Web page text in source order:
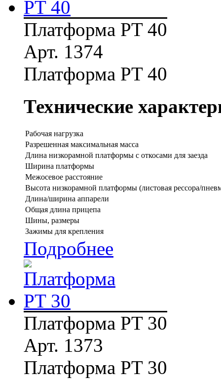
Платформа PT 40
Арт. 1374
Платформа PT 40
Технические
Рабочая нагрузка
Разрешенная максимальная масса
Длина низкорамной платформы с откосами для заезда
Ширина платформы
Межосевое расстояние
Высота низкорамной платформы (листовая рессора/
Длина/ширина аппарели
Общая длина прицепа
Шины, размеры
Зажимы для крепления
Подробнее
Платформа PT 30
Арт. 1373
Платформа PT 30